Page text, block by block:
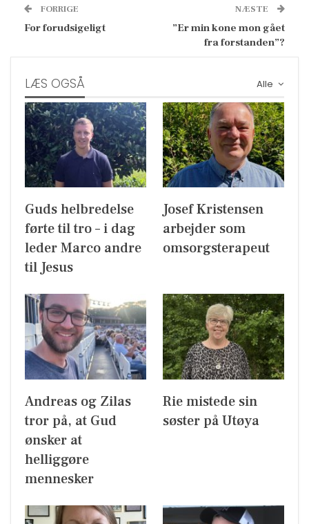
FORRIGE
For forudsigeligt
NÆSTE
”Er min kone mon gået
fra forstanden”?
Alle
LÆS OGSÅ
Guds helbredelse
førte til tro – i dag
leder Marco andre
til Jesus
Josef Kristensen
arbejder som
omsorgsterapeut
Andreas og Zilas
tror på, at Gud
ønsker at
helliggøre
mennesker
Rie mistede sin
søster på Utøya